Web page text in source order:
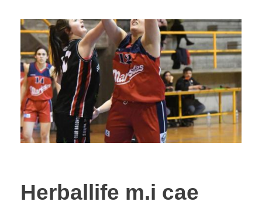
Herballife m.i cae